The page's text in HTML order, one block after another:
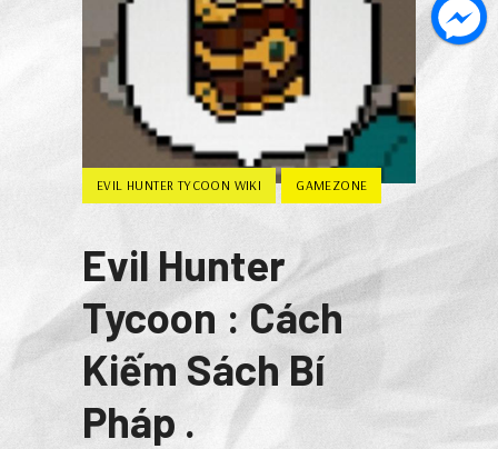
EVIL HUNTER TYCOON WIKI GAMEZONE
Evil Hunter
Tycoon : Cách
Kiếm Sách Bí
Pháp .